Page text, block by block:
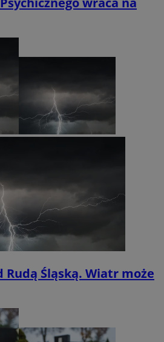
Rudą Śląską. Wiatr może